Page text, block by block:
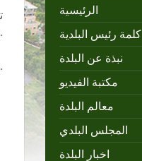
العام.
حيث تباع فيه كافة منتجات التعاونية من خيرات أرضنا (إنتاج بلدي).
الرئيسية
كلمة رئيس البلدية
نبذة عن البلدة
مكتبة الفيديو
معالم البلدة
المجلس البلدي
اخبار البلدة